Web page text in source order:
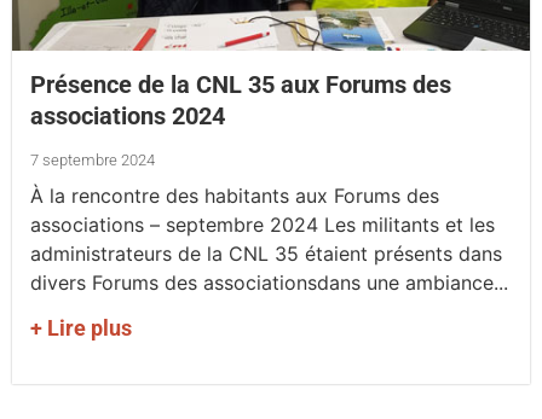
Présence de la CNL 35 aux Forums des
associations 2024
7 septembre 2024
À la rencontre des habitants aux Forums des
associations – septembre 2024 Les militants et les
administrateurs de la CNL 35 étaient présents dans
divers Forums des associationsdans une ambiance...
+ Lire plus